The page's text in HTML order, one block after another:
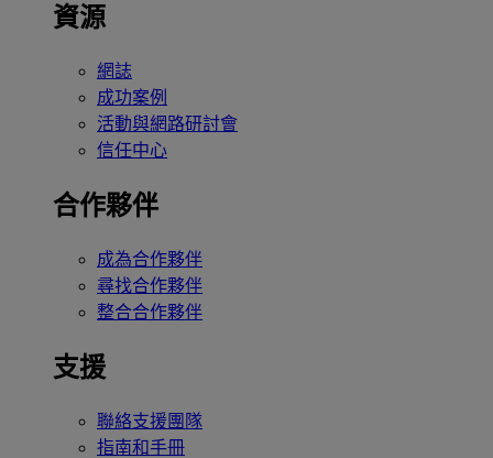
資源
網誌
成功案例
活動與網路研討會
信任中心
合作夥伴
成為合作夥伴
尋找合作夥伴
整合合作夥伴
支援
聯絡支援團隊
指南和手冊